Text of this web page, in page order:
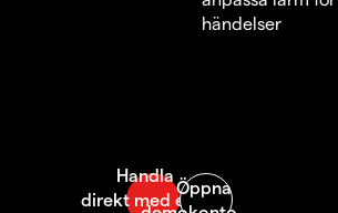
händelser